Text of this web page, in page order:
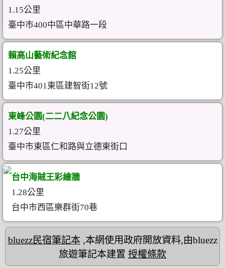
1.15公里
臺中市400中區中華路一段
賴高山藝術紀念館
1.25公里
臺中市401東區建智街12號
東峰公園(二二八紀念公園)
1.27公里
臺中市東區仁和路與立德東街口
台中海賊王彩繪牆
1.28公里
台中市西區樂群街70巷
bluezz民宿筆記本,本網使用政府開放資料,由bluezz
旅遊筆記本建置 授權條款